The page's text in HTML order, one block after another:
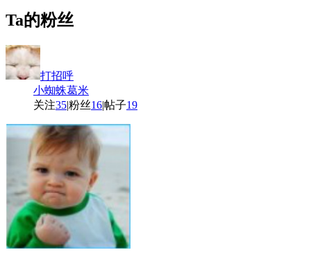
Ta的粉丝
打招呼
小蜘蛛葛米
关注35|粉丝16|帖子19